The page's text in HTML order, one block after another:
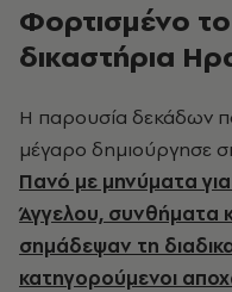
Φορτισμένο
δικαστήρια
Η παρουσία δεκάδων
μέγαρο δημιούργησε
Πανό με μηνύματα
Άγγελου, συνθήματα
σημάδεψαν τη
κατηγορούμενοι